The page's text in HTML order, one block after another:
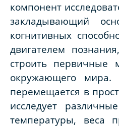
компонент
закладывающий
когнитивных
двигателем
строить первичные
окружающего
перемещается в
исследует
температуры, веса